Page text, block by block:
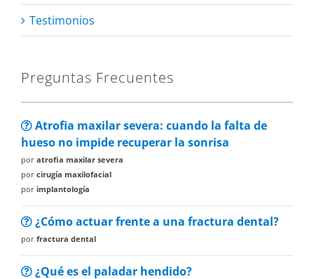
Testimonios
Preguntas Frecuentes
Atrofia maxilar severa: cuando la falta de
hueso no impide recuperar la sonrisa
por atrofia maxilar severa
por cirugía maxilofacial
por implantología
¿Cómo actuar frente a una fractura dental?
por fractura dental
¿Qué es el paladar hendido?